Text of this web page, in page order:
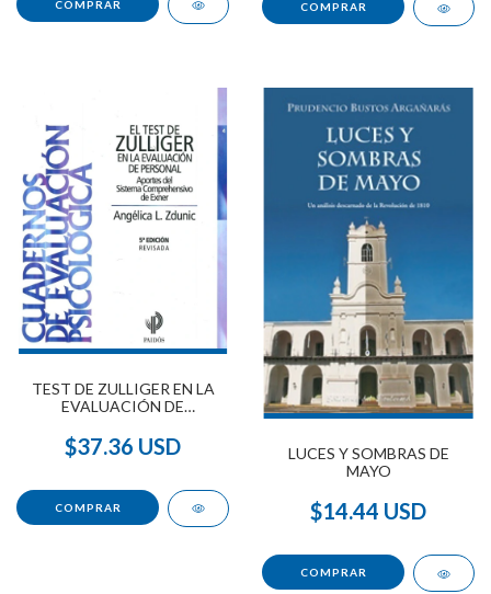
TEST DE ZULLIGER EN LA
EVALUACIÓN DE
$37.36 USD
LUCES Y SOMBRAS DE
MAYO
$14.44 USD